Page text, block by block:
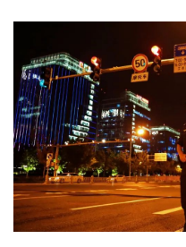
北京宣传文化引导基金
宣传思想文化人才
专题
资料库